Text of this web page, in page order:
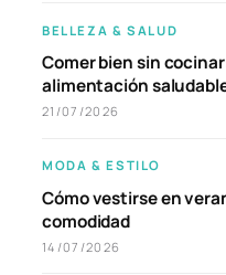
BELLEZA & SALUD
Comer bien sin
alimentación
21/07/2026
MODA & ESTILO
Cómo vestirse en
comodidad
14/07/2026